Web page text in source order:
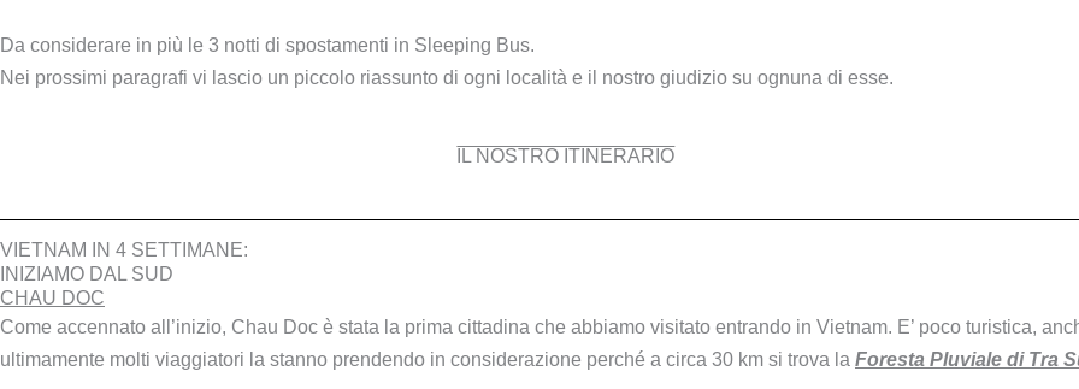
Da considerare in più le 3 notti di spostamenti in Sleeping Bus.
Nei prossimi paragrafi vi lascio un piccolo riassunto di ogni località e il nostro giudizio su ognuna di esse.
IL NOSTRO ITINERARIO
VIETNAM IN 4 SETTIMANE:
INIZIAMO DAL SUD
CHAU DOC
Come accennato all’inizio, Chau Doc è stata la prima cittadina che abbiamo visitato entrando in Vietnam. E’ poco turistica,
ultimamente molti viaggiatori la stanno prendendo in considerazione perché a circa 30 km si trova la Foresta Pluviale di Tra